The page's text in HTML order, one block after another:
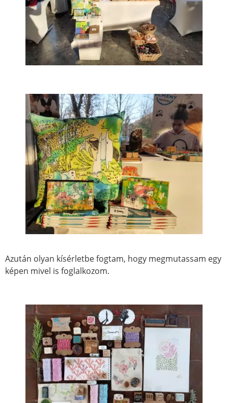
Azután olyan kísérletbe fogtam, hogy megmutassam egy
képen mivel is foglalkozom.